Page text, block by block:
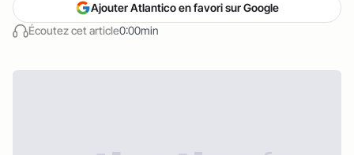
Écoutez cet article0:00min
Ajouter Atlantico en favori sur Google